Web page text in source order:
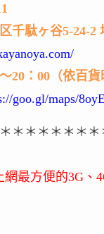
千駄ヶ谷5-24-2
20：00（依百貨
goo.gl/maps/
＊＊＊＊＊＊＊
網最方便的3G、